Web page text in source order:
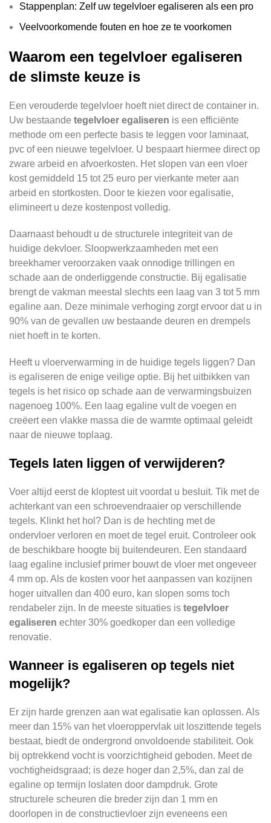
Stappenplan: Zelf uw tegelvloer egaliseren als een pro
Veelvoorkomende fouten en hoe ze te voorkomen
Waarom een tegelvloer egaliseren
de slimste keuze is
Een verouderde tegelvloer hoeft niet direct de container in.
Uw bestaande tegelvloer egaliseren is een efficiënte
methode om een perfecte basis te leggen voor laminaat,
pvc of een nieuwe tegelvloer. U bespaart hiermee direct op
zware arbeid en afvoerkosten. Het slopen van een vloer
kost gemiddeld 15 tot 25 euro per vierkante meter aan
arbeid en stortkosten. Door te kiezen voor egalisatie,
elimineert u deze kostenpost volledig.
Daarnaast behoudt u de structurele integriteit van de
huidige dekvloer. Sloopwerkzaamheden met een
breekhamer veroorzaken vaak onnodige trillingen en
schade aan de onderliggende constructie. Bij egalisatie
brengt de vakman meestal slechts een laag van 3 tot 5 mm
egaline aan. Deze minimale verhoging zorgt ervoor dat u in
90% van de gevallen uw bestaande deuren en drempels
niet hoeft in te korten.
Heeft u vloerverwarming in de huidige tegels liggen? Dan
is egaliseren de enige veilige optie. Bij het uitbikken van
tegels is het risico op schade aan de verwarmingsbuizen
nagenoeg 100%. Een laag egaline vult de voegen en
creëert een vlakke massa die de warmte optimaal geleidt
naar de nieuwe toplaag.
Tegels laten liggen of verwijderen?
Voer altijd eerst de kloptest uit voordat u besluit. Tik met de
achterkant van een schroevendraaier op verschillende
tegels. Klinkt het hol? Dan is de hechting met de
ondervloer verloren en moet de tegel eruit. Controleer ook
de beschikbare hoogte bij buitendeuren. Een standaard
laag egaline inclusief primer bouwt de vloer met ongeveer
4 mm op. Als de kosten voor het aanpassen van kozijnen
hoger uitvallen dan 400 euro, kan slopen soms toch
rendabeler zijn. In de meeste situaties is tegelvloer
egaliseren echter 30% goedkoper dan een volledige
renovatie.
Wanneer is egaliseren op tegels niet
mogelijk?
Er zijn harde grenzen aan wat egalisatie kan oplossen. Als
meer dan 15% van het vloeroppervlak uit loszittende tegels
bestaat, biedt de ondergrond onvoldoende stabiliteit. Ook
bij optrekkend vocht is voorzichtigheid geboden. Meet de
vochtigheidsgraad; is deze hoger dan 2,5%, dan zal de
egaline op termijn loslaten door dampdruk. Grote
structurele scheuren die breder zijn dan 1 mm en
doorlopen in de constructievloer zijn eveneens een